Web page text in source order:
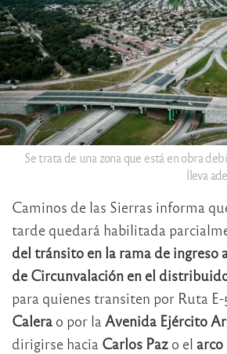
Se trata de una zona que está en obra
lleva
Caminos de las Sierras informa
tarde quedará habilitada
del tránsito en la rama de ingreso
de Circunvalación en el
para quienes transiten por Ruta
Calera o por la Avenida Ejército
dirigirse hacia Carlos Paz o el